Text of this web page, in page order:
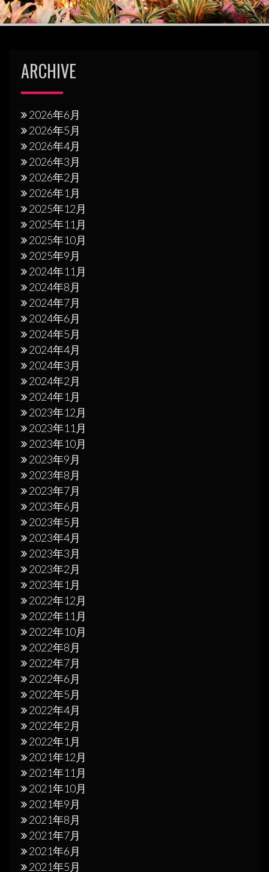
ARCHIVE
2026年6月
2026年5月
2026年4月
2026年3月
2026年2月
2026年1月
2025年12月
2025年11月
2025年10月
2025年9月
2024年11月
2024年8月
2024年7月
2024年6月
2024年5月
2024年4月
2024年3月
2024年2月
2024年1月
2023年12月
2023年11月
2023年10月
2023年9月
2023年8月
2023年7月
2023年6月
2023年5月
2023年4月
2023年3月
2023年2月
2023年1月
2022年12月
2022年11月
2022年10月
2022年8月
2022年7月
2022年6月
2022年5月
2022年4月
2022年2月
2022年1月
2021年12月
2021年11月
2021年10月
2021年9月
2021年8月
2021年7月
2021年6月
2021年5月